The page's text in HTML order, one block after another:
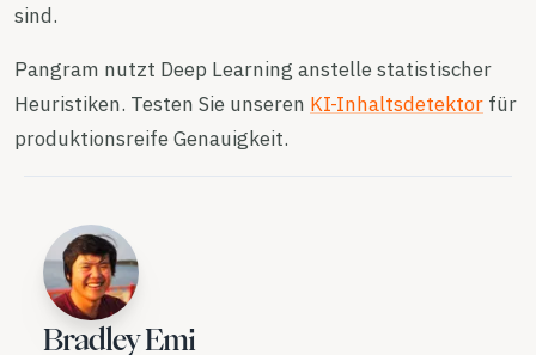
sind.
Pangram nutzt Deep Learning anstelle statistischer
Heuristiken. Testen Sie unseren KI-Inhaltsdetektor für
produktionsreife Genauigkeit.
Bradley Emi